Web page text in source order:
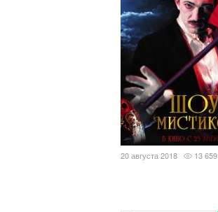
20 августа 2018 13 659